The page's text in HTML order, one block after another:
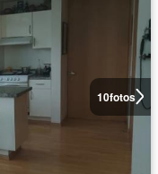
10fotos